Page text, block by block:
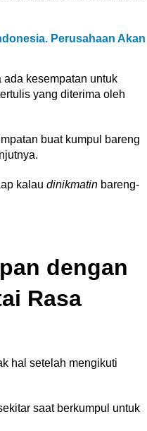
Perusahaan Akan
kesempatan untuk
yang diterima oleh
buat kumpul bareng
kalau dinikmatinbareng-
dengan
Rasa
hal setelah mengikuti
saat berkumpul untuk